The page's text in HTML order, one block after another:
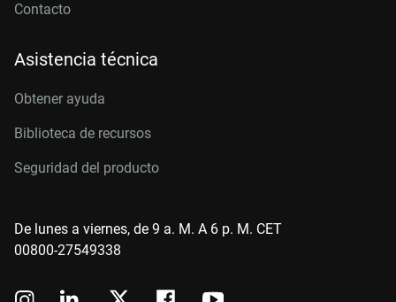
Contacto
Asistencia técnica
Obtener ayuda
Biblioteca de recursos
Seguridad del producto
De lunes a viernes, de 9 a. M. A 6 p. M. CET
00800-27549338